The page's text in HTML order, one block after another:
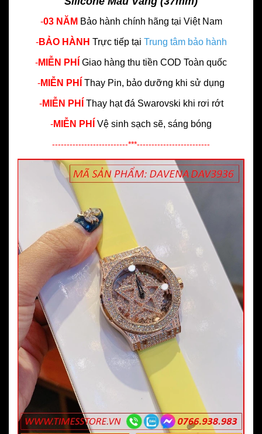
-03 NĂM Bảo hành chính hãng tại Việt Nam
-BẢO HÀNH Trực tiếp tại Trung tâm bảo hành
-MIỄN PHÍ Giao hàng thu tiền COD Toàn quốc
-MIỄN PHÍ Thay Pin, bảo dưỡng khi sử dụng
-MIỄN PHÍ Thay hạt đá Swarovski khi rơi rớt
-MIỄN PHÍ Vệ sinh sạch sẽ, sáng bóng
--------------------------***-------------------------